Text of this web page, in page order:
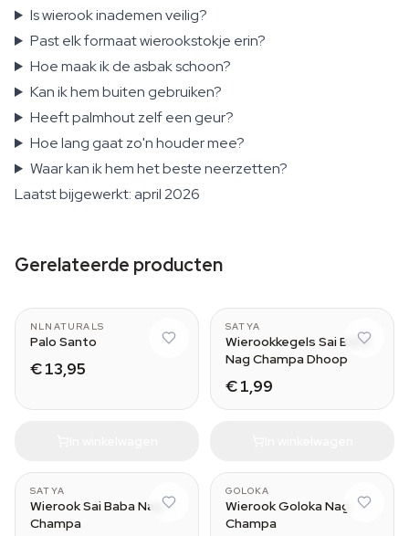
Is wierook inademen veilig?
Past elk formaat wierookstokje erin?
Hoe maak ik de asbak schoon?
Kan ik hem buiten gebruiken?
Heeft palmhout zelf een geur?
Hoe lang gaat zo'n houder mee?
Waar kan ik hem het beste neerzetten?
Laatst bijgewerkt: april 2026
Gerelateerde producten
NLNATURALS
Palo Santo
€ 13,95
SATYA
Wierookkegels Sai Baba
Nag Champa Dhoop
€ 1,99
SATYA
Wierook Sai Baba Nag
Champa
GOLOKA
Wierook Goloka Nag
Champa